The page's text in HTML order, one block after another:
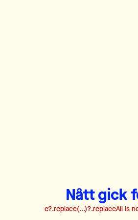
Nått gick
e?.replace(...)?.replaceAll is